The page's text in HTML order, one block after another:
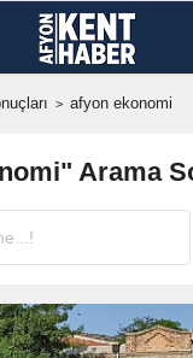
afyon ekonomi
Arama